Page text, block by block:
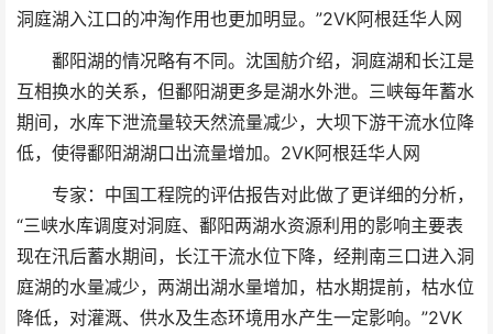
洞庭湖入江口的冲淘作用也更加明显。”2VK阿根廷华人网
鄱阳湖的情况略有不同。沈国舫介绍，洞庭湖和长江是
互相换水的关系，但鄱阳湖更多是湖水外泄。三峡每年蓄水
期间，水库下泄流量较天然流量减少，大坝下游干流水位降
低，使得鄱阳湖湖口出流量增加。 2VK阿根廷华人网
专家：中国工程院的评估报告对此做了更详细的分析，
“三峡水库调度对洞庭、鄱阳两湖水资源利用的影响主要表
现在汛后蓄水期间，长江干流水位下降，经荆南三口进入洞
庭湖的水量减少，两湖出湖水量增加，枯水期提前，枯水位
降低，对灌溉、供水及生态环境用水产生一定影响。”2VK